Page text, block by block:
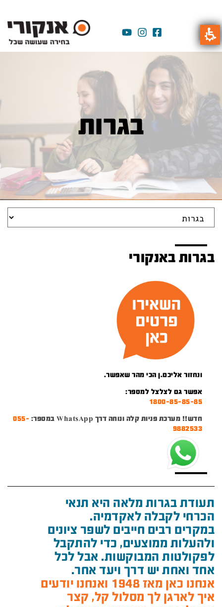
בגרות
בגרות באנקורי
ונחזור אליכם.ן הכי מהר שאפשר.
אפשר גם לצלצל למספר:
1800-85-85-85
חדש!! מערכת פניות קלה ונוחה דרך WhatsApp במספר:
055-
9882533
תעודת בגרות מלאה היא תנאי
הכרחי לקבלה לאקדמיה.
במקרים רבים חייבים לשפר ציונים
ולהעלות ממוצעים, כדי להתקבל
לפקולטות המבוקשות. אבל לכל
אחד ואחת יש דרך ויעד אחר.
אנחנו כאן מאז 1948 ואנחנו יודעים
איך לארגן לך מסלול קל, קצר